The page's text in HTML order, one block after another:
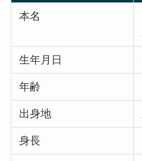
本名
生年月日
年齢
出身地
身長